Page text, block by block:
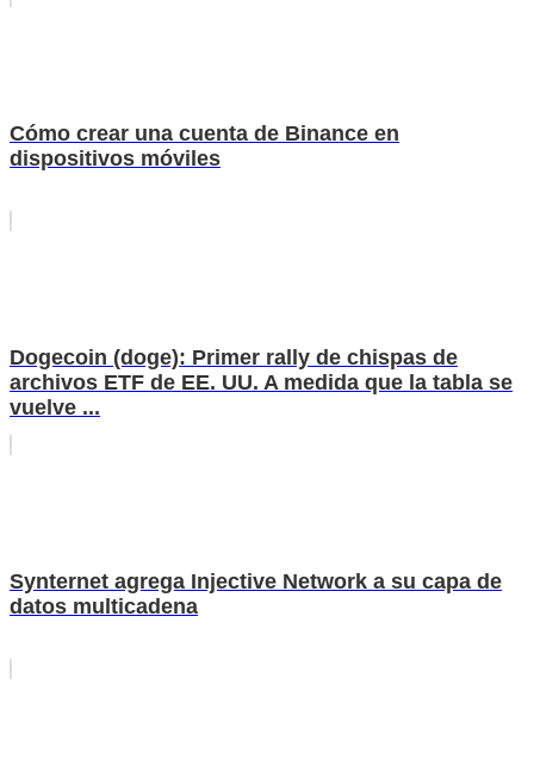
Cómo crear una cuenta de Binance en
dispositivos móviles
Dogecoin (doge): Primer rally de chispas de
archivos ETF de EE. UU. A medida que la tabla se
vuelve ...
Synternet agrega Injective Network a su capa de
datos multicadena